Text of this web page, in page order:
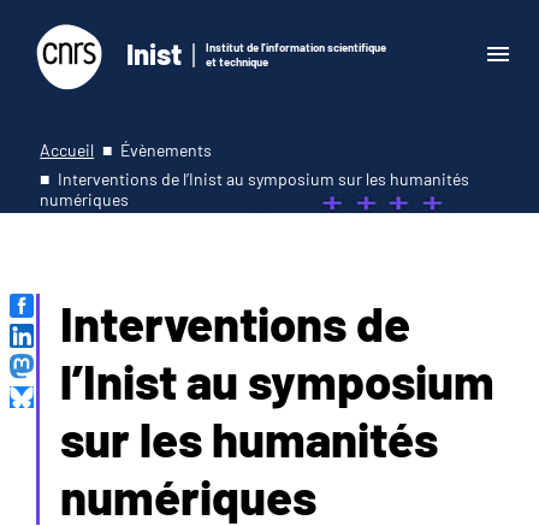
Inist
Institut de l'information scientifique
et technique
Accueil
Évènements
Interventions de l’Inist au symposium sur les humanités
numériques
Interventions de
l’Inist au symposium
sur les humanités
numériques